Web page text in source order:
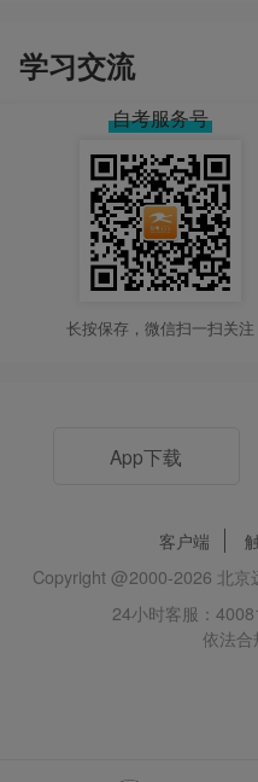
学习交流
自考服务号
长按保存，微信扫一扫关注
App下载
客户端
Copyright @2000-2026 北京
24小时客服：
依法合